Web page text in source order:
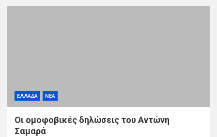
ΕΛΛΑΔΑ ΝΕΑ
Οι ομοφοβικές δηλώσεις του Αντώνη
Σαμαρά